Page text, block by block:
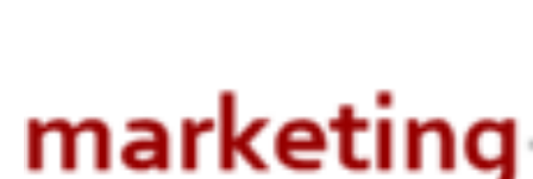
Jobs und Stellenangebote im
Marketing